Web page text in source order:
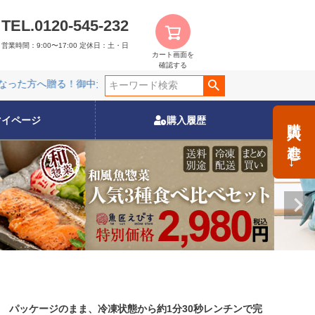
TEL.0120-545-232
営業時間：9:00〜17:00 定休日：土・日
カート画面を
確認する
へ贈る！御中元特集 夏限定販売の特別商品！
方へ贈る！御中元特集
夏限定販売の特別商品！ レンジでチン
ページ 購入履歴 購入に進む→
パッケージのまま、冷凍状態から約1分30秒レンチンで完